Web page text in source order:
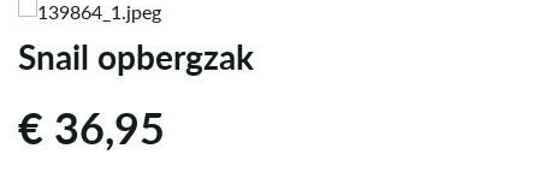
Snail opbergzak
€36,95